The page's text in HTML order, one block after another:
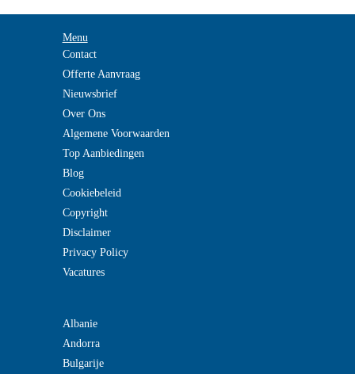
Menu
Contact
Offerte Aanvraag
Nieuwsbrief
Over Ons
Algemene Voorwaarden
Top Aanbiedingen
Blog
Cookiebeleid
Copyright
Disclaimer
Privacy Policy
Vacatures
Albanie
Andorra
Bulgarije